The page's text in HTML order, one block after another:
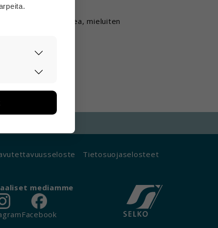
ympäri Suomea, mieluiten
viikossa.
Tietosuojaselosteet
mediamme
Facebook
ja
ja miten
tietoja